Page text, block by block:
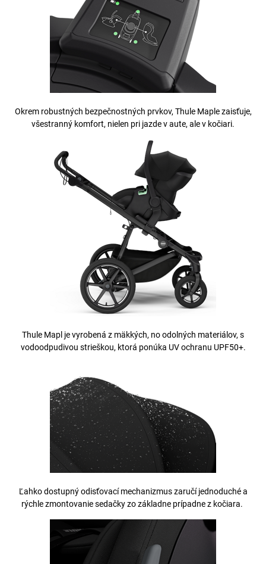
Okrem robustných bezpečnostných prvkov, Thule Maple zaisťuje,
všestranný komfort, nielen pri jazde v aute, ale v kočiari.
Thule Mapl je vyrobená z mäkkých, no odolných materiálov, s
vodoodpudivou strieškou, ktorá ponúka UV ochranu UPF50+.
Ľahko dostupný odisťovací mechanizmus zaručí jednoduché a
rýchle zmontovanie sedačky zo základne prípadne z kočiara.